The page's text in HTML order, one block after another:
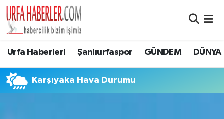
Urfa Haberleri Şanlıurfaspor GÜNDEM DÜNYA
Karşıyaka Hava Durumu
Şanlıurfa Nöbetçi Eczaneler